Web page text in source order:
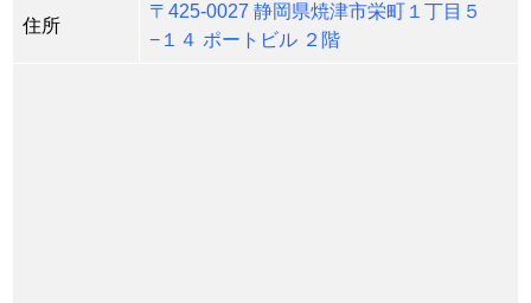
住所
〒425-0027 静岡県焼津市栄町１丁目５
−１４ ポートビル ２階